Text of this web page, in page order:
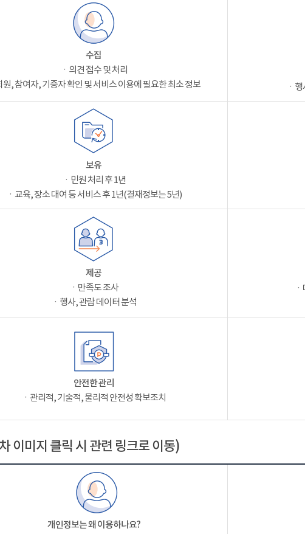
수집
ㆍ의견 접수 및 처리
원, 참여자, 기증자 확인 및 서비스 이용에 필요한 최소 정보
ㆍ
보유
ㆍ민원 처리 후 1년
ㆍ교육, 장소 대여 등 서비스 후 1년(결재정보는 5년)
제공
ㆍ만족도 조사
ㆍ행사, 관람 데이터 분석
안전한 관리
ㆍ관리적, 기술적, 물리적 안전성 확보조치
이미지 클릭 시 관련 링크로 이동)
개인정보는 왜 이용하나요?